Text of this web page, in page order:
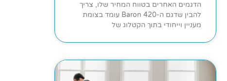
הדגמים האחרים בטווח המחיר שלו, צריך
להבין שדגם ה-Baron 420 עומד בצומת
מעניין וייחודי בתוך הקטלוג של